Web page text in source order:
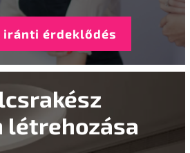
iránti érdeklődés
létrehozása